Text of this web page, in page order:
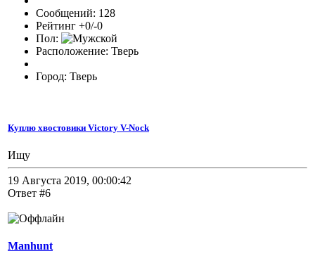
Сообщений: 128
Рейтинг +0/-0
Пол:
Расположение: Тверь
Город: Тверь
Куплю хвостовики Victory V-Nock
Ищу
19 Августа 2019, 00:00:42
Ответ #6
Manhunt